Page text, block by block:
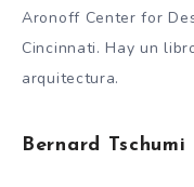
Aronoff Center for
Cincinnati. Hay un
arquitectura.
Bernard Tschumi